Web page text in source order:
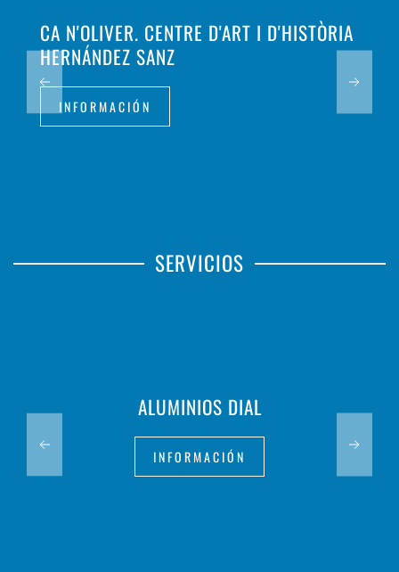
CA N'OLIVER. CENTRE D'ART I D'HISTÒRIA
HERNÁNDEZ SANZ
INFORMACIÓN
SERVICIOS
ALUMINIOS DIAL
INFORMACIÓN